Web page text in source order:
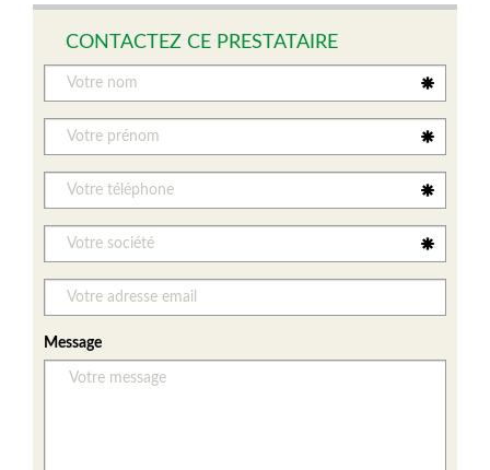
CONTACTEZ CE PRESTATAIRE
Message